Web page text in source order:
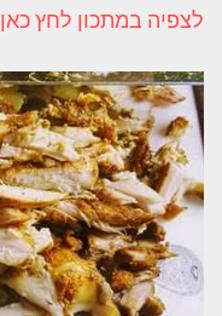
לצפיה במתכון לחץ כאן